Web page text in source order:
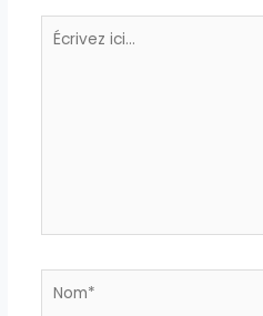
Écrivez
ici…